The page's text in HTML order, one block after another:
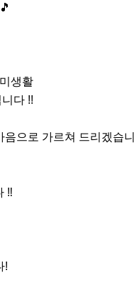
다 !!
으로 가르쳐 드리겠습
!